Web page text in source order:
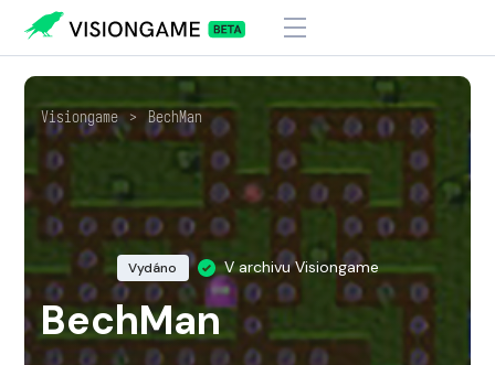
Visiongame > BechMan
Vydáno V archivu Visiongame
BechMan